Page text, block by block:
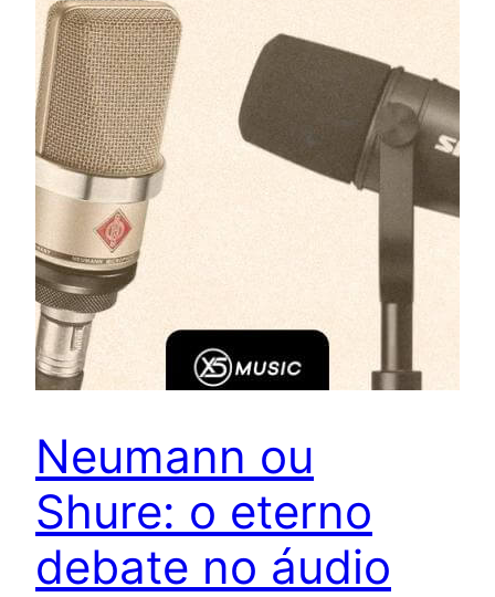
Neumann ou
Shure: o eterno
debate no áudio